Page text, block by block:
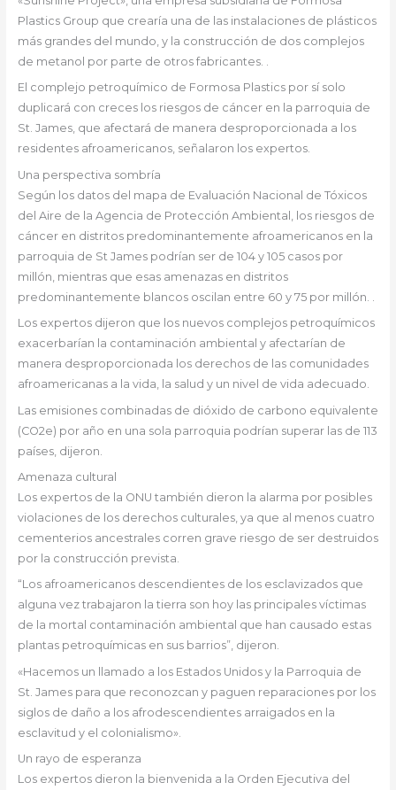
Plastics Group que crearía una de las instalaciones de plásticos
más grandes del mundo, y la construcción de dos complejos
de metanol por parte de otros fabricantes. .
El complejo petroquímico de Formosa Plastics por sí solo
duplicará con creces los riesgos de cáncer en la parroquia de
St. James, que afectará de manera desproporcionada a los
residentes afroamericanos, señalaron los expertos.
Una perspectiva sombría
Según los datos del mapa de Evaluación Nacional de Tóxicos
del Aire de la Agencia de Protección Ambiental, los riesgos de
cáncer en distritos predominantemente afroamericanos en la
parroquia de St James podrían ser de 104 y 105 casos por
millón, mientras que esas amenazas en distritos
predominantemente blancos oscilan entre 60 y 75 por millón. .
Los expertos dijeron que los nuevos complejos petroquímicos
exacerbarían la contaminación ambiental y afectarían de
manera desproporcionada los derechos de las comunidades
afroamericanas a la vida, la salud y un nivel de vida adecuado.
Las emisiones combinadas de dióxido de carbono equivalente
(CO2e) por año en una sola parroquia podrían superar las de 113
países, dijeron.
Amenaza cultural
Los expertos de la ONU también dieron la alarma por posibles
violaciones de los derechos culturales, ya que al menos cuatro
cementerios ancestrales corren grave riesgo de ser destruidos
por la construcción prevista.
“Los afroamericanos descendientes de los esclavizados que
alguna vez trabajaron la tierra son hoy las principales víctimas
de la mortal contaminación ambiental que han causado estas
plantas petroquímicas en sus barrios”, dijeron.
«Hacemos un llamado a los Estados Unidos y la Parroquia de
St. James para que reconozcan y paguen reparaciones por los
siglos de daño a los afrodescendientes arraigados en la
esclavitud y el colonialismo».
Un rayo de esperanza
Los expertos dieron la bienvenida a la Orden Ejecutiva del